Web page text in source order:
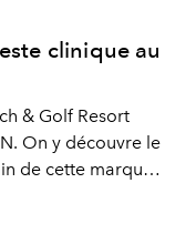
clinique au
& Golf Resort
On y découvre le
de cette marque
plastique
d'un actif breveté,